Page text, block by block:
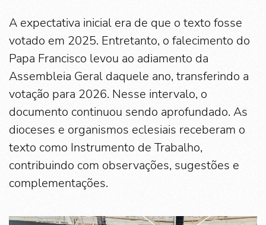
A expectativa inicial era de que o texto fosse
votado em 2025. Entretanto, o falecimento do
Papa Francisco levou ao adiamento da
Assembleia Geral daquele ano, transferindo a
votação para 2026. Nesse intervalo, o
documento continuou sendo aprofundado. As
dioceses e organismos eclesiais receberam o
texto como Instrumento de Trabalho,
contribuindo com observações, sugestões e
complementações.